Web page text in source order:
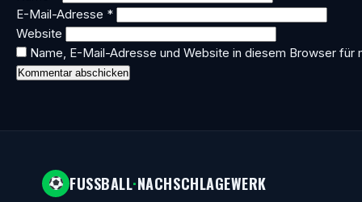
E-Mail-Adresse *
Website
Name, E-Mail-Adresse und Website in diesem Browser für
FUSSBALL·NACHSCHLAGEWERK